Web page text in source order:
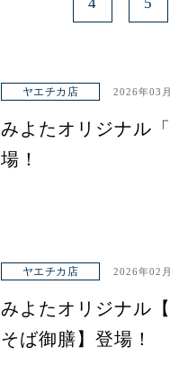
ヤエチカ店 2026年03
みよたオリジナル
場！
ヤエチカ店 2026年02
みよたオリジナル
そば御膳】登場！